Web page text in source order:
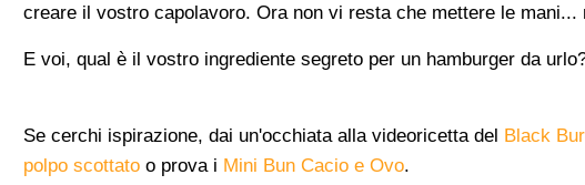
creare il vostro capolavoro. Ora non vi resta che mettere le mani...
E voi, qual è il vostro ingrediente segreto per un hamburger da
Se cerchi ispirazione, dai un'occhiata alla videoricetta del Black
polpo scottato o prova i Mini Bun Cacio e Ovo.